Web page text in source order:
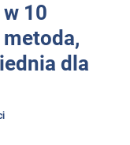
10
dla